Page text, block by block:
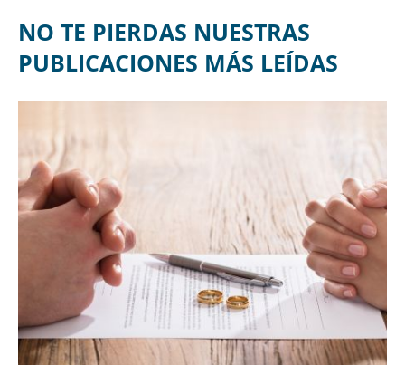
NO TE PIERDAS NUESTRAS
PUBLICACIONES MÁS LEÍDAS